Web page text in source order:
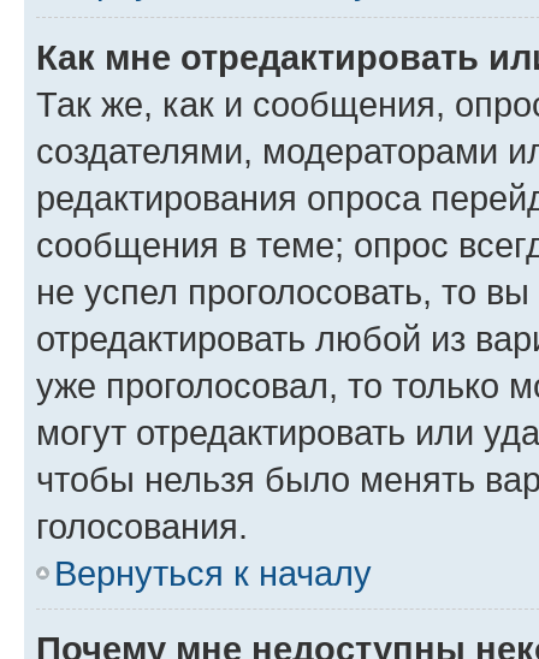
Как мне отредактировать
Так же, как и сообщения,
создателями, модераторами
редактирования опроса
сообщения в теме; опрос
не успел проголосовать, то
отредактировать любой из
уже проголосовал, то только
могут отредактировать или
чтобы нельзя было менять
голосования.
Вернуться к началу
Почему мне недоступны